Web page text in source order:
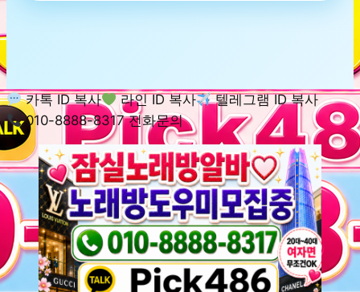
카톡 ID 복사 라인 ID 복사
텔레그램 ID 복사
010-8888-8317 전화문의